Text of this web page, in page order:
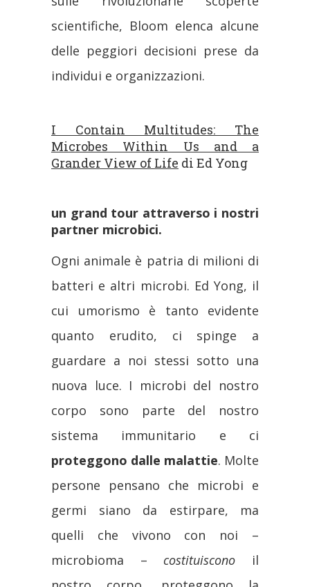
scientifiche, Bloom elenca alcune
delle peggiori decisioni prese da
individui e organizzazioni.
I Contain Multitudes: The
Microbes Within Us and a
Grander View of Life di Ed Yong
un grand tour attraverso i nostri
partner microbici.
Ogni animale è patria di milioni di
batteri e altri microbi. Ed Yong, il
cui umorismo è tanto evidente
quanto erudito, ci spinge a
guardare a noi stessi sotto una
nuova luce. I microbi del nostro
corpo sono parte del nostro
sistema immunitario e ci
proteggono dalle malattie. Molte
persone pensano che microbi e
germi siano da estirpare, ma
quelli che vivono con noi –
microbioma – costituiscono il